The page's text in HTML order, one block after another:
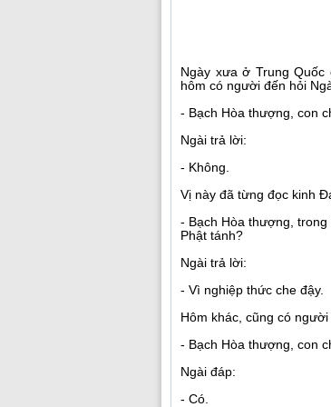
Ngày xưa ở Trung
hôm có người đến hỏi
- Bạch Hòa thượng, con
Ngài trả lời:
- Không.
Vị này đã từng đọc kinh
- Bạch Hòa thượng,
Phật tánh?
Ngài trả lời:
- Vì nghiệp thức che đậy.
Hôm khác, cũng có
- Bạch Hòa thượng, con
Ngài đáp:
- Có.